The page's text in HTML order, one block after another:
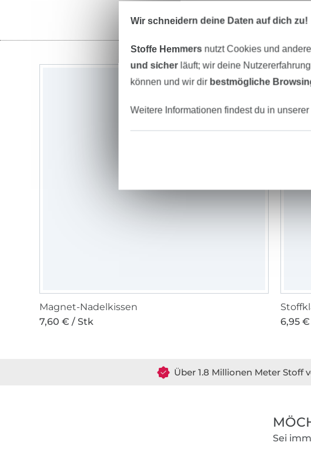
Magnet-Nadelkissen
7,60 € / Stk
6,95
Über 1.8 Millionen Meter Stoff
Sei
Wir schneidern deine Daten auf dich zu!
Stoffe Hemmers nutzt Cookies und
und sicherläuft; wir deine
können und wir dir bestmögliche
Weitere Informationen findest du in unserer